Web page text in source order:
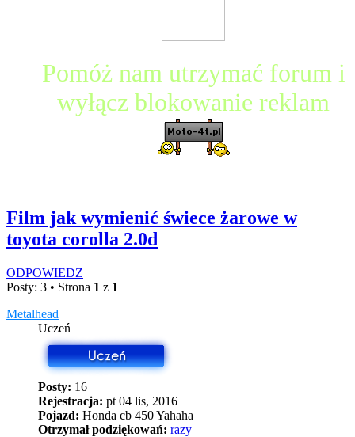
Pomóż nam utrzymać forum i
wyłącz blokowanie reklam
Film jak wymienić świece żarowe w
toyota corolla 2.0d
ODPOWIEDZ
Posty: 3 • Strona 1 z 1
Metalhead
Uczeń
Posty: 16
Rejestracja: pt 04 lis, 2016
Pojazd: Honda cb 450 Yahaha
Otrzymał podziękowań: razy